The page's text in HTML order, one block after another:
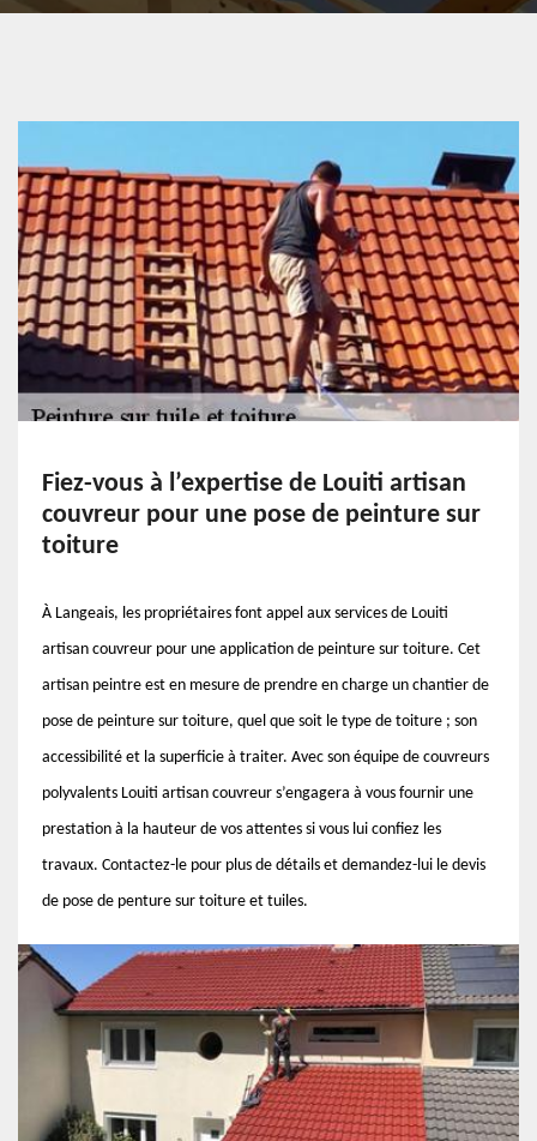
Fiez-vous à l’expertise de Louiti artisan
couvreur pour une pose de peinture sur
toiture
À Langeais, les propriétaires font appel aux services de Louiti
artisan couvreur pour une application de peinture sur toiture. Cet
artisan peintre est en mesure de prendre en charge un chantier de
pose de peinture sur toiture, quel que soit le type de toiture ; son
accessibilité et la superficie à traiter. Avec son équipe de couvreurs
polyvalents Louiti artisan couvreur s’engagera à vous fournir une
prestation à la hauteur de vos attentes si vous lui confiez les
travaux. Contactez-le pour plus de détails et demandez-lui le devis
de pose de penture sur toiture et tuiles.